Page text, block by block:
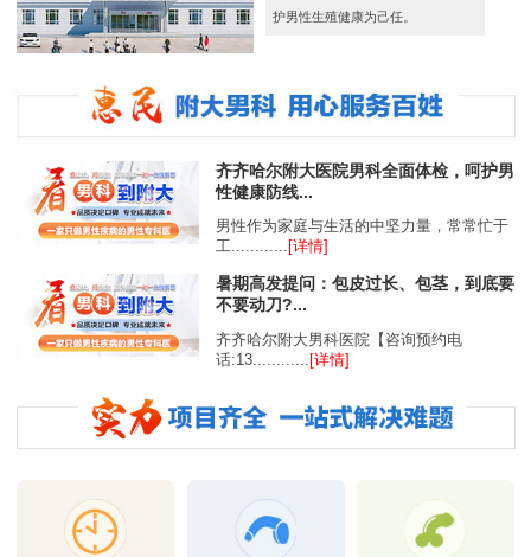
护男性生殖健康为己任。
齐齐哈尔附大医院男科全面体检，呵护男
性健康防线...
男性作为家庭与生活的中坚力量，常常忙于
工............ [详情]
暑期高发提问：包皮过长、包茎，到底要
不要动刀?...
齐齐哈尔附大男科医院【咨询预约电
话:13............
[详情]